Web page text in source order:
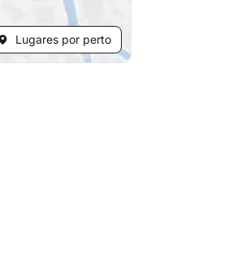
Lugares por perto